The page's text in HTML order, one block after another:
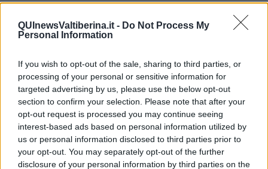
QUInewsValtiberina.it - Do Not Process My
Personal Information
If you wish to opt-out of the sale, sharing to third parties, or
processing of your personal or sensitive information for
targeted advertising by us, please use the below opt-out
section to confirm your selection. Please note that after your
opt-out request is processed you may continue seeing
interest-based ads based on personal information utilized by
us or personal information disclosed to third parties prior to
your opt-out. You may separately opt-out of the further
disclosure of your personal information by third parties on the
I nomignoli diffusi derivavano da caratteri fisionomici e
comportamentali, alcuni dei quali di immediata evidenza o di
notoria motivazione fra gli stessi clienti, come “Boccalino”,
connotazione civica e vocazione mercantile si sono intrecciate,
arricchendosi vicendevolmente, così come è avvenuto per l’osmosi
sinergica tra commercio ambulante e a posto fisso. La morte di una
componente ha comportato anche la morte delle altre. Lo
dimostrano le vicende di entrambe le piazze, accomunate da
identico declino, sebbene più repentino sia stato quello di Piazza
Chiara.
I personaggi, appunto … Sarebbe un’impresa ardua raccontare